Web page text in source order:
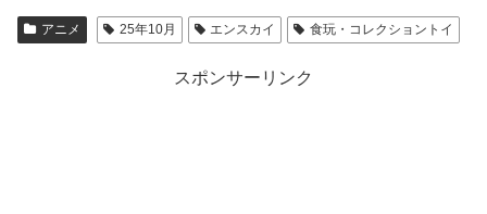
アニメ 25年10月 エンスカイ 食玩・コレクショントイ
スポンサーリンク